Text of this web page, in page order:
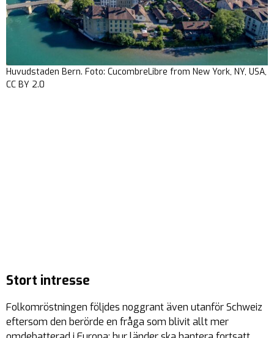
Huvudstaden Bern. Foto: CucombreLibre from New York, NY, USA,
CC BY 2.0
Stort intresse
Folkomröstningen följdes noggrant även utanför Schweiz
eftersom den berörde en fråga som blivit allt mer